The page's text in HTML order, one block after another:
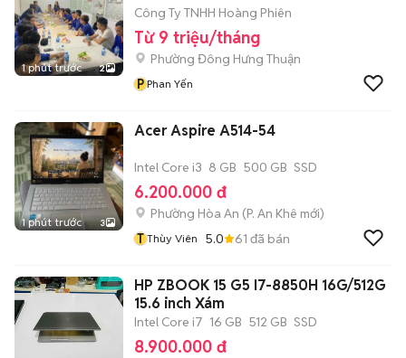
1 phút trước 2
Công Ty TNHH Hoàng Phiên
Từ 9 triệu/tháng
Phường Đông Hưng Thuận
P Phan Yến
1 phút trước 3
Acer Aspire A514-54
Intel Core i3 8 GB 500 GB SSD
6.200.000 đ
Phường Hòa An (P. An Khê mới)
T Thùy Viên 5.0 61 đã bán
HP ZBOOK 15 G5 I7-8850H 16G/512G
15.6 inch Xám
Intel Core i7 16 GB 512 GB SSD
8.900.000 đ